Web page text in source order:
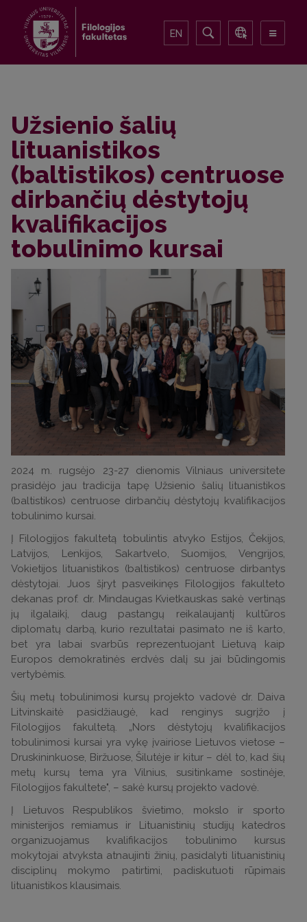
EN
Užsienio šalių
lituanistikos
(baltistikos) centruose
dirbančių dėstytojų
kvalifikacijos
tobulinimo kursai
2024 m. rugsėjo 23-27 dienomis Vilniaus universitete
prasidėjo jau tradicija tapę Užsienio šalių lituanistikos
(baltistikos) centruose dirbančių dėstytojų kvalifikacijos
tobulinimo kursai.
Į Filologijos fakultetą tobulintis atvyko Estijos, Čekijos,
Latvijos, Lenkijos, Sakartvelo, Suomijos, Vengrijos,
Vokietijos lituanistikos (baltistikos) centruose dirbantys
dėstytojai. Juos šįryt pasveikinęs Filologijos fakulteto
dekanas prof. dr. Mindaugas Kvietkauskas sakė vertinąs
jų ilgalaikį, daug pastangų reikalaujantį kultūros
diplomatų darbą, kurio rezultatai pasimato ne iš karto,
bet yra labai svarbūs reprezentuojant Lietuvą kaip
Europos demokratinės erdvės dalį su jai būdingomis
vertybėmis.
Šių metų tobulinimosi kursų projekto vadovė dr. Daiva
Litvinskaitė pasidžiaugė, kad renginys sugrįžo į
Filologijos fakultetą. „Nors dėstytojų kvalifikacijos
tobulinimosi kursai yra vykę įvairiose Lietuvos vietose –
Druskininkuose, Biržuose, Šilutėje ir kitur – dėl to, kad šių
metų kursų tema yra Vilnius, susitinkame sostinėje,
Filologijos fakultete", – sakė kursų projekto vadovė.
Į Lietuvos Respublikos švietimo, mokslo ir sporto
ministerijos remiamus ir Lituanistinių studijų katedros
organizuojamus kvalifikacijos tobulinimo kursus
mokytojai atvyksta atnaujinti žinių, pasidalyti lituanistinių
disciplinų mokymo patirtimi, padiskutuoti rūpimais
lituanistikos klausimais.